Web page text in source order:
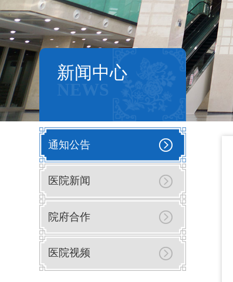
新闻中心
NEWS
通知公告
医院新闻
院府合作
医院视频